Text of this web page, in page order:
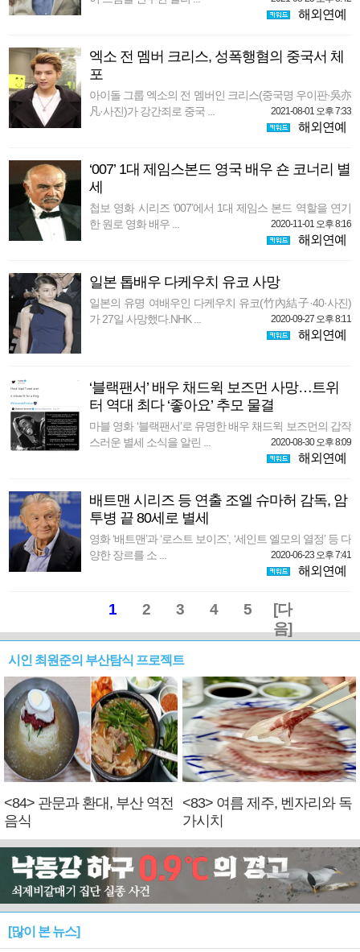
해외연예
엑소 전 멤버 크리스, 성폭행혐의 중국서 체
포
아이돌 그룹 엑소의 전 멤버인 크리스(중국명 우이판·吳亦
凡·사진)가 강간죄로 중국 ...
2021-08-01 오후 7:33
해외연예
‘007’ 1대 제임스본드 영국 배우 숀 코너리 별
세
첩보 영화 시리즈 ‘007’에서 1대 제임스 본드 역할을 연기
한 원로 영화 배우 ...
2020-11-01 오후 8:16
해외연예
일본 톱배우 다케우치 유코 사망
일본의 유명 여배우인 다케우치 유코(竹內結子·40·사진)
가 27일 사망했다.NHK ...
2020-09-27 오후 8:11
해외연예
‘블랙팬서’ 배우 채드윅 보즈먼 사망…트위
터 역대 최다 ‘좋아요’ 추모 물결
마블 영화 ‘블랙팬서’로 유명한 배우 채드윅 보즈먼의 갑작
스러운 별세 소식을 알린 ...
2020-08-30 오후 8:09
해외연예
배트맨 시리즈 등 연출 조엘 슈마허 감독, 암
투병 끝 80세로 별세
영화 ‘배트맨’과 ‘로스트 보이즈’, ‘세인트 엘모의 열정’ 등 다
양한 장르를 소 ...
2020-06-23 오후 7:41
해외연예
1 2 3 4 5
[다
음]
시인 최원준의 부산탐식 프로젝트
<84> 관문과 환대, 부산 역전
음식
<83> 여름 제주, 벤자리와 독
가시치
[많이 본 뉴스]